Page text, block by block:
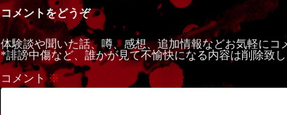
コメントをどうぞ
体験談や聞いた話、噂、感想、追加情報などお気軽にコ
*誹謗中傷など、誰かが見て不愉快になる内容は削除致し
コメント※